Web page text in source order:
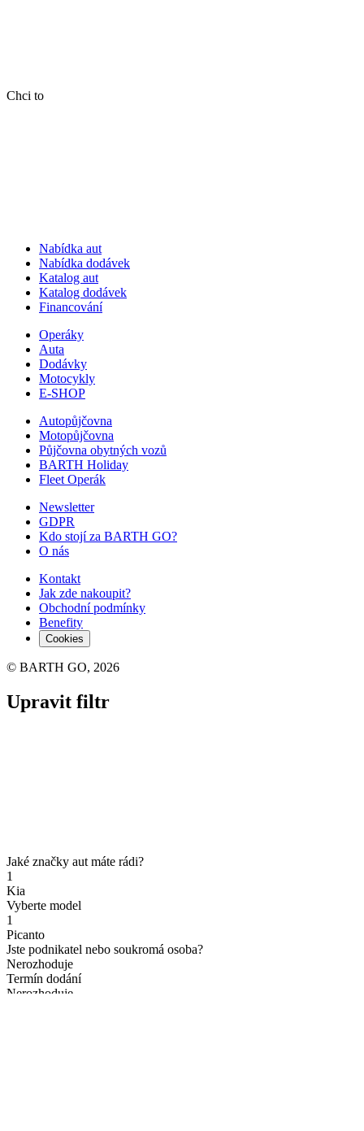
Chci to
Nabídka aut
Nabídka dodávek
Katalog aut
Katalog dodávek
Financování
Operáky
Auta
Dodávky
Motocykly
E-SHOP
Autopůjčovna
Motopůjčovna
Půjčovna obytných vozů
BARTH Holiday
Fleet Operák
Newsletter
GDPR
Kdo stojí za BARTH GO?
O nás
Kontakt
Jak zde nakoupit?
Obchodní podmínky
Benefity
Cookies
© BARTH GO, 2026
Upravit filtr
Jaké značky aut máte rádi?
1
Kia
Vyberte model
1
Picanto
Jste podnikatel nebo soukromá osoba?
Nerozhoduje
Termín dodání
Nerozhoduje